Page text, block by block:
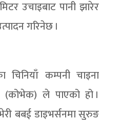
उचाइबाट पानी झारेर
गरिनेछ ।
चिनियाँ कम्पनी चाइना
(कोभेक) ले पाएको हो ।
बबई डाइभर्सनमा सुरुङ